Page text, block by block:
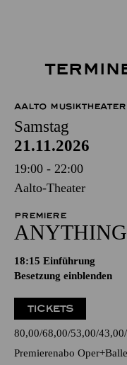
AALTO MUSIKTHEATER
Samstag
21.11.2026
19:00 - 22:00
Aalto-Theater
PREMIERE
18:15 Einführung
Besetzung einblenden
TICKETS
80,00 68,00 53,00 43,00
Premierenabo